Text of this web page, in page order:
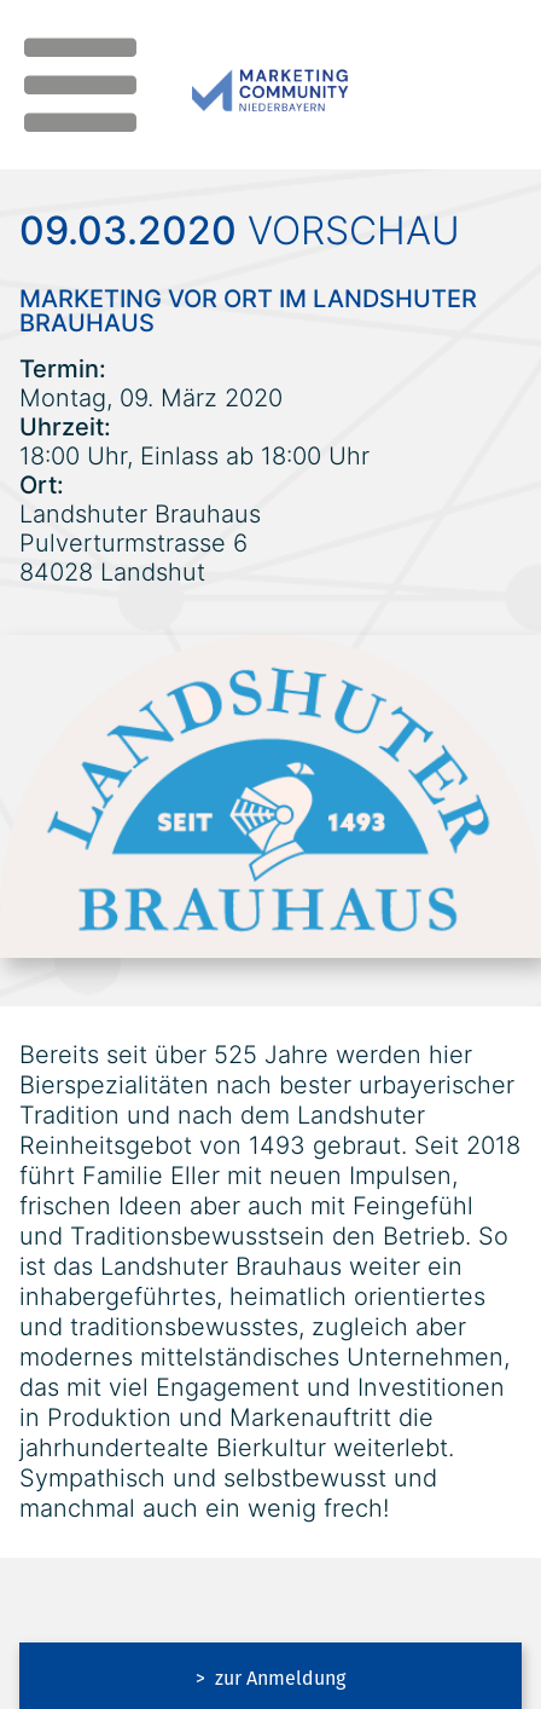
09.03.2020 VORSCHAU
MARKETING VOR ORT IM LANDSHUTER
BRAUHAUS
Termin:
Montag, 09. März 2020
Uhrzeit:
18:00 Uhr, Einlass ab 18:00 Uhr
Ort:
Landshuter Brauhaus
Pulverturmstrasse 6
84028 Landshut
Bereits seit über 525 Jahre werden hier
Bierspezialitäten nach bester urbayerischer
Tradition und nach dem Landshuter
Reinheitsgebot von 1493 gebraut. Seit 2018
führt Familie Eller mit neuen Impulsen,
frischen Ideen aber auch mit Feingefühl
und Traditionsbewusstsein den Betrieb. So
ist das Landshuter Brauhaus weiter ein
inhabergeführtes, heimatlich orientiertes
und traditionsbewusstes, zugleich aber
modernes mittelständisches Unternehmen,
das mit viel Engagement und Investitionen
in Produktion und Markenauftritt die
jahrhundertealte Bierkultur weiterlebt.
Sympathisch und selbstbewusst und
manchmal auch ein wenig frech!
> zur Anmeldung